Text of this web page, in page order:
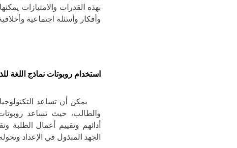
بهذه القدرات والامتيازات
وأفكار وأسئلة اجتماعية
استخدام روبوتات نماذج اللغة
يمكن أن تساعد التكنولوجيا
والطالب، حيث تساعد
أدائهم وتقييم أعمال الطلبة
الجهد المبذول في الإعداد